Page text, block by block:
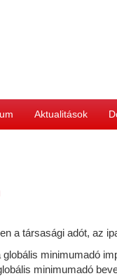
Aktualitások
a társasági adót, az
minimumadó
minimumadó